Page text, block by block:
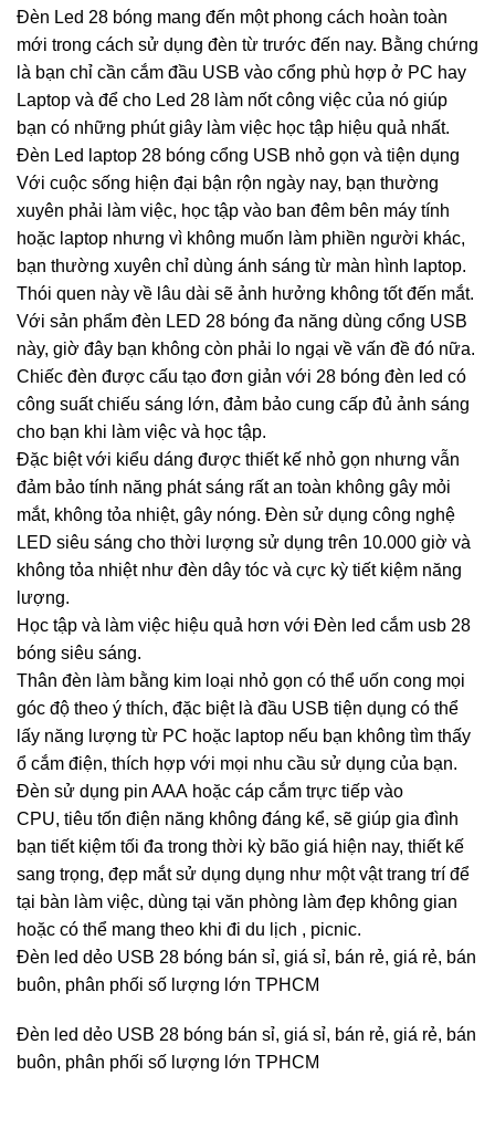
Đèn Led 28 bóng mang đến một phong cách hoàn toàn
mới trong cách sử dụng đèn từ trước đến nay. Bằng chứng
là bạn chỉ cần cắm đầu USB vào cổng phù hợp ở PC hay
Laptop và để cho Led 28 làm nốt công việc của nó giúp
bạn có những phút giây làm việc học tập hiệu quả nhất.
Đèn Led laptop 28 bóng cổng USB nhỏ gọn và tiện dụng
Với cuộc sống hiện đại bận rộn ngày nay, bạn thường
xuyên phải làm việc, học tập vào ban đêm bên máy tính
hoặc laptop nhưng vì không muốn làm phiền người khác,
bạn thường xuyên chỉ dùng ánh sáng từ màn hình laptop.
Thói quen này về lâu dài sẽ ảnh hưởng không tốt đến mắt.
Với sản phẩm đèn LED 28 bóng đa năng dùng cổng USB
này, giờ đây bạn không còn phải lo ngại về vấn đề đó nữa.
Chiếc đèn được cấu tạo đơn giản với 28 bóng đèn led có
công suất chiếu sáng lớn, đảm bảo cung cấp đủ ảnh sáng
cho bạn khi làm việc và học tập.
Đặc biệt với kiểu dáng được thiết kế nhỏ gọn nhưng vẫn
đảm bảo tính năng phát sáng rất an toàn không gây mỏi
mắt, không tỏa nhiệt, gây nóng. Đèn sử dụng công nghệ
LED siêu sáng cho thời lượng sử dụng trên 10.000 giờ và
không tỏa nhiệt như đèn dây tóc và cực kỳ tiết kiệm năng
lượng.
Học tập và làm việc hiệu quả hơn với Đèn led cắm usb 28
bóng siêu sáng.
Thân đèn làm bằng kim loại nhỏ gọn có thể uốn cong mọi
góc độ theo ý thích, đặc biệt là đầu USB tiện dụng có thể
lấy năng lượng từ PC hoặc laptop nếu bạn không tìm thấy
ổ cắm điện, thích hợp với mọi nhu cầu sử dụng của bạn.
Đèn sử dụng pin AAA hoặc cáp cắm trực tiếp vào
CPU, tiêu tốn điện năng không đáng kể, sẽ giúp gia đình
bạn tiết kiệm tối đa trong thời kỳ bão giá hiện nay, thiết kế
sang trọng, đẹp mắt sử dụng dụng như một vật trang trí để
tại bàn làm việc, dùng tại văn phòng làm đẹp không gian
hoặc có thể mang theo khi đi du lịch , picnic.
Đèn led dẻo USB 28 bóng bán sỉ, giá sỉ, bán rẻ, giá rẻ, bán
buôn, phân phối số lượng lớn TPHCM
Đèn led dẻo USB 28 bóng bán sỉ, giá sỉ, bán rẻ, giá rẻ, bán
buôn, phân phối số lượng lớn TPHCM